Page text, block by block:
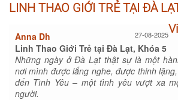
LINH THAO GIỚI TRẺ TẠI ĐÀ
Anna Dh 27-08-2025
Linh Thao Giới Trẻ tại Đà Lạt, Khóa 5
Những ngày ở Đà Lạt thật sự là một
nơi mình được lắng nghe, được thinh
đến Tình Yêu – một tình yêu vượt xa
người.